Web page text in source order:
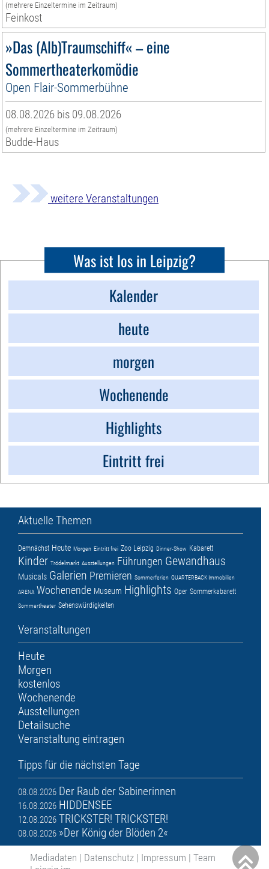
(mehrere Einzeltermine im Zeitraum)
Feinkost
»Das (Alb)Traumschiff« – eine
Sommertheaterkomödie
Open Flair-Sommerbühne
08.08.2026 bis 09.08.2026
(mehrere Einzeltermine im Zeitraum)
Budde-Haus
weitere Veranstaltungen
Was ist los in Leipzig?
Kalender
heute
morgen
Wochenende
Highlights
Eintritt frei
Aktuelle Themen
Demnächst Heute Morgen Eintritt frei Zoo Leipzig Dinner-Show Kabarett
Kinder Trödelmarkt Ausstellungen Führungen Gewandhaus
Musicals Galerien Premieren Sommerferien QUARTERBACK Immobilien
ARENA Wochenende Museum Highlights Oper Sommerkabarett
Sommertheater Sehenswürdigkeiten
Veranstaltungen
Heute
Morgen
kostenlos
Wochenende
Ausstellungen
Detailsuche
Veranstaltung eintragen
Tipps für die nächsten Tage
08.08.2026 Der Raub der Sabinerinnen
16.08.2026 HIDDENSEE
12.08.2026 TRICKSTER! TRICKSTER!
08.08.2026 »Der König der Blöden 2«
Mediadaten | Datenschutz | Impressum | Team